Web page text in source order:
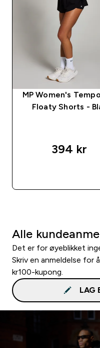
MP Women's
Floaty Shorts -
394 kr‎
Alle
Det er for øyeblikket
Skriv en anmeldelse for
kr100-kupong.
LAG